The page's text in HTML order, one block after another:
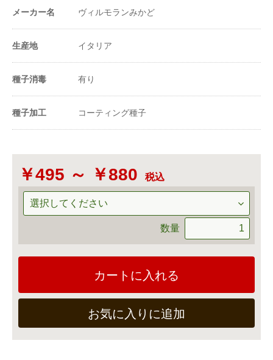
（粒数）
1m²当たり播種量
（粒数）
-
メーカー名 ヴィルモランみかど
生産地 イタリア
種子消毒 有り
種子加工 コーティング種子
￥495 ～ ￥880 税込
数量
カートに入れる
お気に入りに追加